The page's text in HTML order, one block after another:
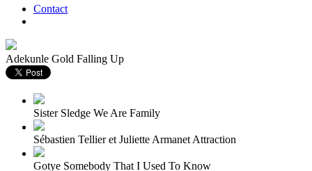
Contact
Adekunle Gold Falling Up
Sister Sledge We Are Family
Sébastien Tellier et Juliette Armanet Attraction
Gotye Somebody That I Used To Know